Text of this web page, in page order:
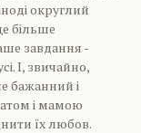
округлий
більше
завдання -
І, звичайно,
бажанний і
і мамою
їх любов.